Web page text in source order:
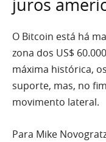
juros
O Bitcoin está há
zona dos US$
máxima histórica,
suporte, mas, no
movimento lateral.
Para Mike